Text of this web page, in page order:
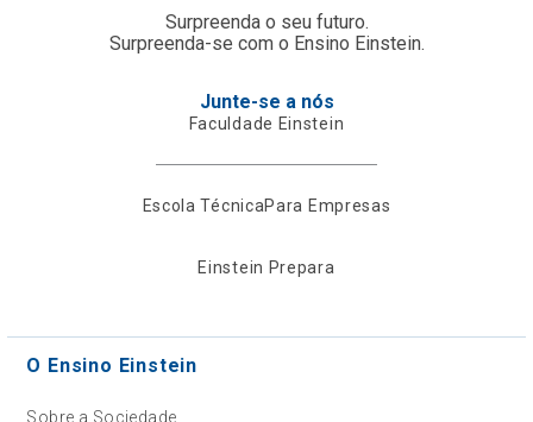
Surpreenda o seu futuro.
Surpreenda-se com o Ensino Einstein.
Junte-se a nós
Faculdade Einstein
Escola TécnicaPara Empresas
Einstein Prepara
O Ensino Einstein
Sobre a Sociedade